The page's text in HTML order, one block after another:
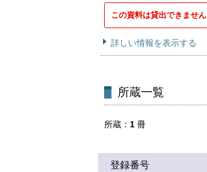
この資料は貸出できません
詳しい情報を表示する
所蔵一覧
所蔵 1 冊
登録番号